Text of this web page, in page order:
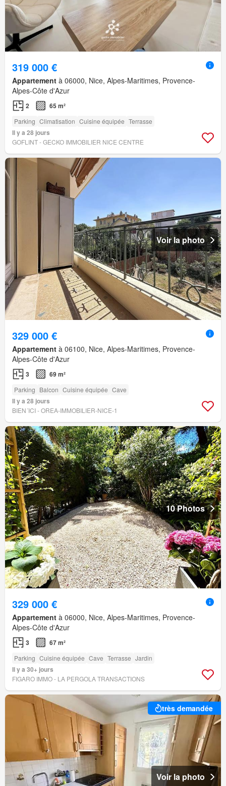
319 000 €
Appartement à 06000, Nice, Alpes-Maritimes, Provence-
Alpes-Côte d'Azur
2 65 m²
Parking Climatisation Cuisine équipée Terrasse
Il y a 28 jours
GOFLINT - GECKO IMMOBILIER NICE CENTRE
Voir la photo
329 000 €
Appartement à 06100, Nice, Alpes-Maritimes, Provence-
Alpes-Côte d'Azur
3 69 m²
Parking Balcon Cuisine équipée Cave
Il y a 28 jours
BIEN´ICI - OREA-IMMOBILIER-NICE-1
10 Photos
329 000 €
Appartement à 06000, Nice, Alpes-Maritimes, Provence-
Alpes-Côte d'Azur
3 67 m²
Parking Cuisine équipée Cave Terrasse Jardin
Il y a 30+ jours
FIGARO IMMO - LA PERGOLA TRANSACTIONS
très demandée
Voir la photo